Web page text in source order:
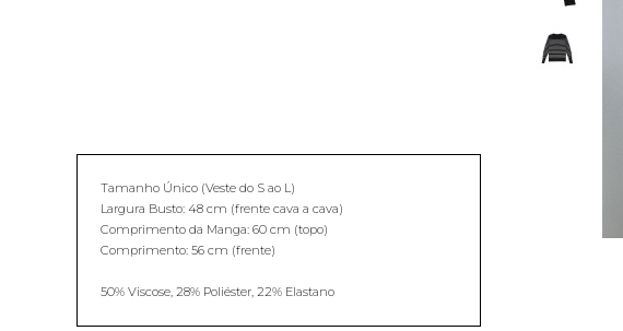
Tamanho Único (Veste do S ao L)
Largura Busto: 48 cm (frente cava a cava)
Comprimento da Manga: 60 cm (topo)
Comprimento: 56 cm (frente)
50% Viscose, 28% Poliéster, 22% Elastano